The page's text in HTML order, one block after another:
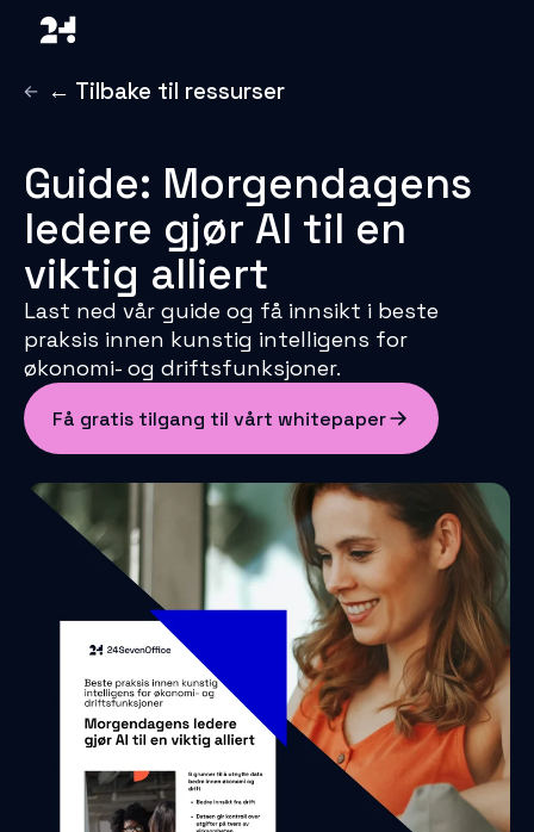
← Tilbake til ressurser
Guide: Morgendagens
ledere gjør AI til en
viktig alliert
Last ned vår guide og få innsikt i beste
praksis innen kunstig intelligens for
økonomi- og driftsfunksjoner.
Få gratis tilgang til vårt whitepaper